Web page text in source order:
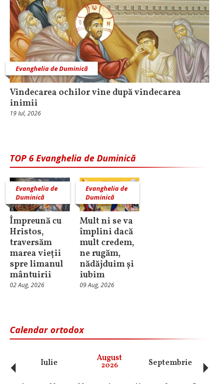
Evanghelia de Duminică
Vindecarea ochilor vine după vindecarea
inimii
19 Iul, 2026
TOP 6 Evanghelia de Duminică
Evanghelia de
Duminică
Împreună cu
Hristos,
traversăm
marea vieții
spre limanul
mântuirii
02 Aug, 2026
Evanghelia de
Duminică
Mult ni se va
împlini dacă
mult credem,
ne rugăm,
nădăjduim și
iubim
09 Aug, 2026
Calendar ortodox
Iulie August
2026 Septembrie
‹